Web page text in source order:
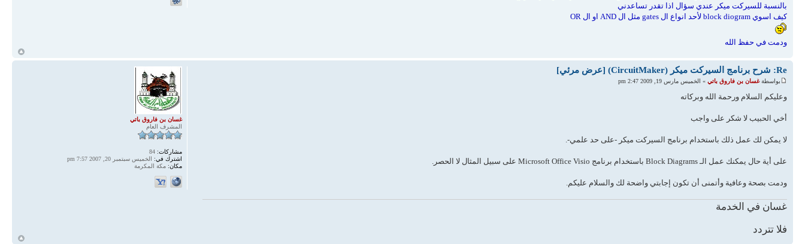
بالنسبة للسيركت ميكر عندي سؤال اذا تقدر تساعدني
كيف اسوي block diogram لأحد انواع ال gates مثل ال AND او ال OR
ودمت في حفظ الله
Re: شرح برنامج السيركت ميكر (CircuitMaker) [عرض مرئي]
بواسطةغسان بن فاروق باتي » الخميس مارس 19, 2009 2:47 pm
وعليكم السلام ورحمة الله وبركاته
أخي الحبيب لا شكر على واجب
لا يمكن لك عمل ذلك باستخدام برنامج السيركت ميكر -على حد علمي-.
على أية حال يمكنك عمل الـ Block Diagrams باستخدام برنامج Microsoft Office Visio على سبيل المثال لا الحصر.
ودمت بصحة وعافية وأتمنى أن تكون إجابتي واضحة لك والسلام عليكم.
غسان في الخدمة
فلا تتردد
غسان بن فاروق باتي
المشرف العام
مشاركات:
اشترك في: الخميس سبتمبر 20, 2007 7:57 pm
مكان: مكة المكرمة